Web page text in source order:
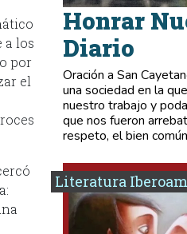
a los
por
el
Honrar
Diario
Oración a San
una sociedad en la
nuestro trabajo y
que nos fueron
respeto, el bien
Literatura